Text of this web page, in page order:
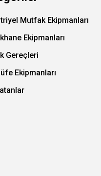
Mutfak Ekipmanları
Ekipmanları
Gereçleri
Ekipmanları